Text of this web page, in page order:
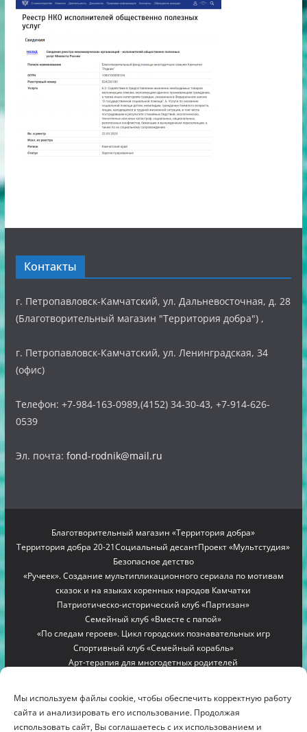
Мы используем файлы cookie, чтобы обеспечить корректную работу
сайта и анализировать его использование. Продолжая
использовать сайт, Вы соглашаетесь с их использованием и
Контакты
г. Петропавловск-Камчатский, ул. Дальневосточная, д. 28
(Благотворительный магазин "Территория добра") ,
г. Петропавловск-Камчатский, ул. Ленинградская, 34
(офис)
Телефон: +7-984-163-0989,(4152) 34-30-43, +7-914-626-
0539
Эл. почта: fond-rodnik@mail.ru
Благотворительный магазин «Территория добра»
Территория добра 20-21Социальный десантПроект «Мультстудия»
Безопасное детство
«Ручеек». Создание мультипликационного сериала по мотивам
сказок и на языках коренных народов Камчатки
Патриотическо-исторический клуб «Партизан»
Семейный клуб «Вместе с папой»
«По следам героев». Цикл городских познавательных игр
Спортивный клуб «Семейный корабль»
Арт-терапия для многодетных родителей
Copyright © 2012-2026
БЛАГОТВОРИТЕЛЬНЫЙ ФОНД
"РОДНИК". All rights reserved.
Благотворительный фонд помощи многодетным семьям